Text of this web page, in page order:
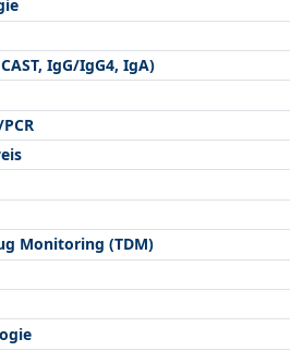
IgG/IgG4, IgA)
Monitoring (TDM)